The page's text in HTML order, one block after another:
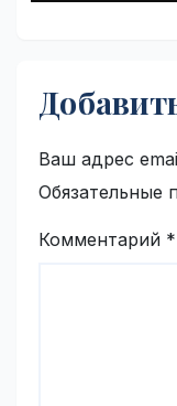
Ваш адрес
Обязательные
Комментарий *